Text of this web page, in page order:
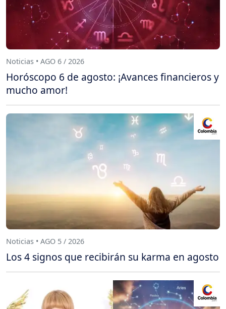
Noticias • AGO 6 / 2026
Horóscopo 6 de agosto: ¡Avances financieros y
mucho amor!
Noticias • AGO 5 / 2026
Los 4 signos que recibirán su karma en agosto